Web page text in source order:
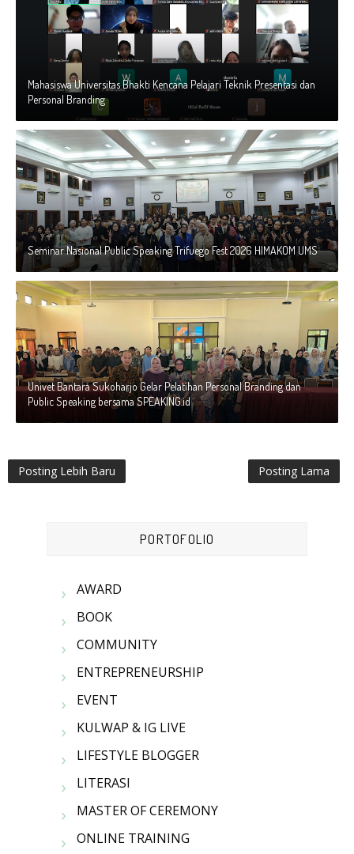
Mahasiswa Universitas Bhakti Kencana Pelajari Teknik Presentasi dan
Personal Branding
Seminar Nasional Public Speaking Trifuego Fest 2026 HIMAKOM UMS
Univet Bantara Sukoharjo Gelar Pelatihan Personal Branding dan
Public Speaking bersama SPEAKING.id
Posting Lebih Baru Posting Lama
PORTOFOLIO
AWARD
BOOK
COMMUNITY
ENTREPRENEURSHIP
EVENT
KULWAP & IG LIVE
LIFESTYLE BLOGGER
LITERASI
MASTER OF CEREMONY
ONLINE TRAINING